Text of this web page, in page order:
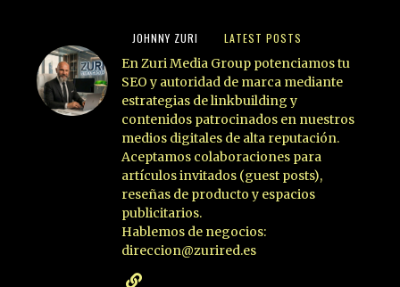
JOHNNY ZURI LATEST POSTS
En Zuri Media Group potenciamos tu
SEO y autoridad de marca mediante
estrategias de linkbuilding y
contenidos patrocinados en nuestros
medios digitales de alta reputación.
Aceptamos colaboraciones para
artículos invitados (guest posts),
reseñas de producto y espacios
publicitarios.
Hablemos de negocios:
direccion@zurired.es